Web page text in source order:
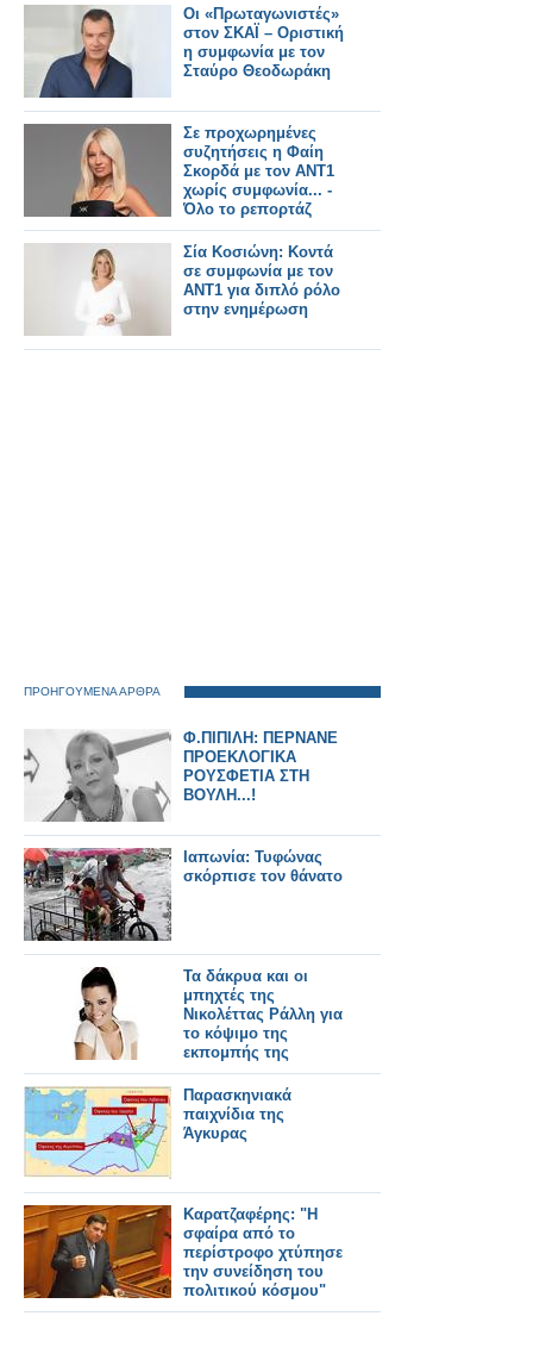
Οι «Πρωταγωνιστές»
στον ΣΚΑΪ – Οριστική
η συμφωνία με τον
Σταύρο Θεοδωράκη
Σε προχωρημένες
συζητήσεις η Φαίη
Σκορδά με τον ΑΝΤ1
χωρίς συμφωνία... -
Όλο το ρεπορτάζ
Σία Κοσιώνη: Κοντά
σε συμφωνία με τον
ΑΝΤ1 για διπλό ρόλο
στην ενημέρωση
ΠΡΟΗΓΟΥΜΕΝΑ ΑΡΘΡΑ
Φ.ΠΙΠΙΛΗ: ΠΕΡΝΑΝΕ
ΠΡΟΕΚΛΟΓΙΚΑ
ΡΟΥΣΦΕΤΙΑ ΣΤΗ
ΒΟΥΛΗ...!
Ιαπωνία: Τυφώνας
σκόρπισε τον θάνατο
Τα δάκρυα και οι
μπηχτές της
Νικολέττας Ράλλη για
το κόψιμο της
εκπομπής της
Παρασκηνιακά
παιχνίδια της
Άγκυρας
Καρατζαφέρης: "Η
σφαίρα από το
περίστροφο χτύπησε
την συνείδηση του
πολιτικού κόσμου"